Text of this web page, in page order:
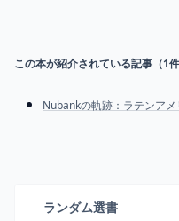
この本が紹介されている記事（1
Nubankの軌跡：ラテンア
ランダム選書